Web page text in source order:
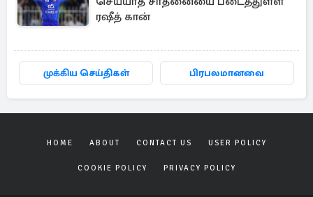
ரஷீத் கான்
முக்கிய செய்திகள் பிரபலமானவை
HOME ABOUT CONTACT US USER POLICY
COOKIE POLICY PRIVACY POLICY